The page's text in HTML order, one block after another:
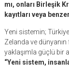
mı, onları Birleşik
kayıtları veya
Yeni sistemin;
Zelanda ve dünyanın
yaklaşımla güçlü bir
“Yeni sistem,